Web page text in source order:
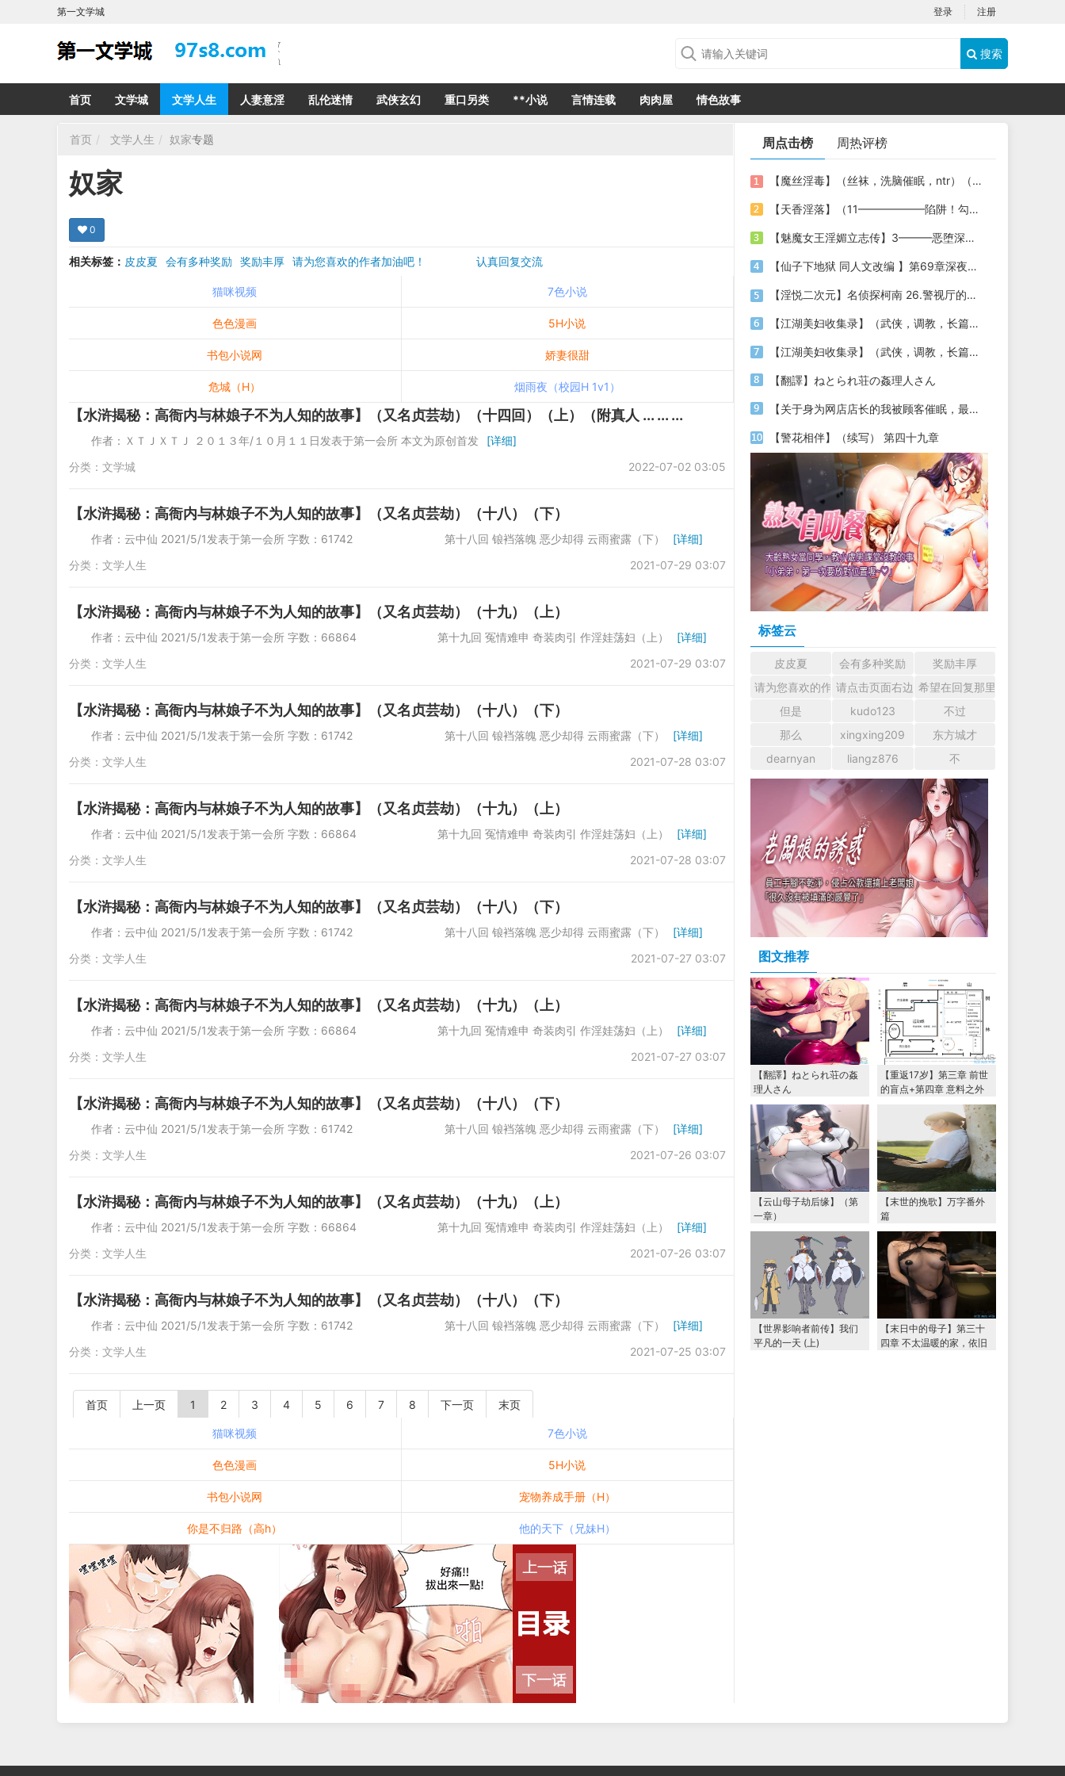
第一文学城 登录 注册
搜索
首页 文学城 文学人生 人妻意淫 乱伦迷情 武侠玄幻 重口另类 **小说 言情连载 肉肉屋 情色故事
首页 文学人生 奴家专题
奴家
0
相关标签： 皮皮夏 会有多种奖励 奖励丰厚 请为您喜欢的作者加油吧！ 认真回复交流
猫咪视频
7色小说
色色漫画 5H小说
书包小说网 娇妻很甜
危城（H） 烟雨夜（校园H 1v1）
【水浒揭秘：高衙内与林娘子不为人知的故事】（又名贞芸劫）（十四回）（上）（附真人 ... ... ...
作者：ＸＴＪＸＴＪ ２０１３年/１０月１１日发表于第一会所 本文为原创首发
[详细]
2022-07-02 03:05
分类： 文学城
【水浒揭秘：高衙内与林娘子不为人知的故事】（又名贞芸劫）（十八）（下）
作者：云中仙 2021/5/1发表于第一会所 字数：61742 第十八回 锒裆落魄 恶少却得 云雨蜜露（下）
[详细]
2021-07-29 03:07
分类： 文学人生
【水浒揭秘：高衙内与林娘子不为人知的故事】（又名贞芸劫）（十九）（上）
作者：云中仙 2021/5/1发表于第一会所 字数：66864 第十九回 冤情难申 奇装肉引 作淫娃荡妇（上）
[详细]
2021-07-29 03:07
分类： 文学人生
【水浒揭秘：高衙内与林娘子不为人知的故事】（又名贞芸劫）（十八）（下）
作者：云中仙 2021/5/1发表于第一会所 字数：61742 第十八回 锒裆落魄 恶少却得 云雨蜜露（下）
[详细]
2021-07-28 03:07
分类： 文学人生
【水浒揭秘：高衙内与林娘子不为人知的故事】（又名贞芸劫）（十九）（上）
作者：云中仙 2021/5/1发表于第一会所 字数：66864 第十九回 冤情难申 奇装肉引 作淫娃荡妇（上）
[详细]
2021-07-28 03:07
分类： 文学人生
【水浒揭秘：高衙内与林娘子不为人知的故事】（又名贞芸劫）（十八）（下）
作者：云中仙 2021/5/1发表于第一会所 字数：61742 第十八回 锒裆落魄 恶少却得 云雨蜜露（下）
[详细]
2021-07-27 03:07
分类： 文学人生
【水浒揭秘：高衙内与林娘子不为人知的故事】（又名贞芸劫）（十九）（上）
作者：云中仙 2021/5/1发表于第一会所 字数：66864 第十九回 冤情难申 奇装肉引 作淫娃荡妇（上）
[详细]
2021-07-27 03:07
分类： 文学人生
【水浒揭秘：高衙内与林娘子不为人知的故事】（又名贞芸劫）（十八）（下）
作者：云中仙 2021/5/1发表于第一会所 字数：61742 第十八回 锒裆落魄 恶少却得 云雨蜜露（下）
[详细]
2021-07-26 03:07
分类： 文学人生
【水浒揭秘：高衙内与林娘子不为人知的故事】（又名贞芸劫）（十九）（上）
作者：云中仙 2021/5/1发表于第一会所 字数：66864 第十九回 冤情难申 奇装肉引 作淫娃荡妇（上）
[详细]
2021-07-26 03:07
分类： 文学人生
【水浒揭秘：高衙内与林娘子不为人知的故事】（又名贞芸劫）（十八）（下）
作者：云中仙 2021/5/1发表于第一会所 字数：61742 第十八回 锒裆落魄 恶少却得 云雨蜜露（下）
[详细]
2021-07-25 03:07
分类： 文学人生
首页 上一页 1 2 3 4 5 6 7 8 下一页 末页
猫咪视频 7色小说
色色漫画 5H小说
书包小说网 宠物养成手册（H）
你是不归路（高h） 他的天下（兄妹H）
周点击榜 周热评榜
【魔丝淫毒】（丝袜，洗脑催眠，ntr）（24）（我不想）
【天香淫落】（11——————陷阱！勾结的警局调教（下））
【魅魔女王淫媚立志传】3———恶堕深渊的开端
【仙子下地狱 同人文改编 】第69章深夜窥淫戏 交心与交性(二)(纯爱+各种情趣玩法)
【淫悦二次元】名侦探柯南 26.警视厅的隐藏淫娃
【江湖美妇收集录】（武侠，调教，长篇）（6）（师娘篇）
【江湖美妇收集录】（武侠，调教，长篇）（13）（下山历练篇）
【翻譯】ねとられ荘の姦理人さん
【关于身为网店店长的我被顾客催眠，最终堕落为丝袜发情母狗这件事】（18～20）
【警花相伴】（续写） 第四十九章
标签云
皮皮夏 会有多种奖励
奖励丰厚
请为您喜欢的作者加油吧！ 认真回复交流
请点击页面右边的小手图标支持楼主。
希望在回复那里留下您的
但是
kudo123
不过
那么
xingxing209
东方城才
dearnyan
liangz876 不
图文推荐
【翻譯】ねとられ荘の姦
理人さん
【重返17岁】第三章 前世
的盲点+第四章 意料之外
的相认+番外篇（本文为女
主第一视角，两万字更
【云山母子劫后缘】（第
一章）
【末世的挽歌】万字番外
篇
【世界影响者前传】我们
平凡的一天 (上)
【末日中的母子】第三十
四章 不太温暖的家，依旧